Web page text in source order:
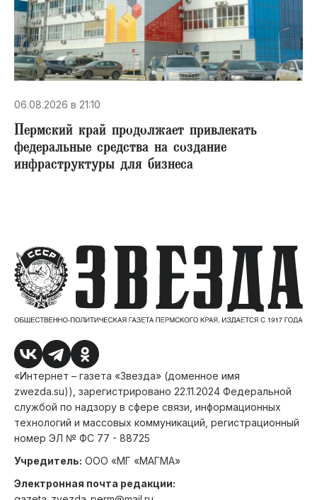
06.08.2026 в 21:10
Пермский край продолжает привлекать
федеральные средства на создание
инфраструктуры для бизнеса
«Интернет – газета «Звезда» (доменное имя
zwezda.su)), зарегистрировано 22.11.2024 Федеральной
службой по надзору в сфере связи, информационных
технологий и массовых коммуникаций, регистрационный
номер ЭЛ № ФС 77 - 88725
Учредитель: ООО «МГ «МАГМА»
Электронная почта редакции: